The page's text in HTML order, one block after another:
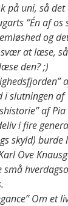
på uni, så
“Én af
og
at læse,
den? ;)
i slutningen af
af
i fire
skyld) burde
Ove
Om et